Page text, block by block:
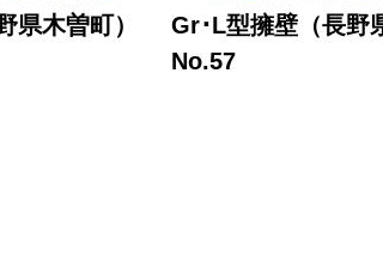
県木曽町）
Gr･L型擁壁（長野
No.57